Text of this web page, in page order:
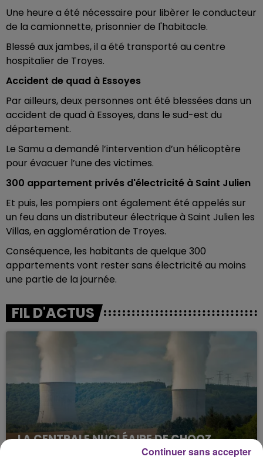
Une heure a été nécessaire pour libèrer le conducteur
de la camionnette, prisonnier de l'habitacle.
Blessé aux jambes, il a été transporté au centre
hospitalier de Troyes.
Accident de quad à Essoyes
Par ailleurs, deux personnes ont été blessées dans un
accident de quad à Essoyes, dans le sud-est du
département.
Le Samu a demandé l’intervention d’un hélicoptère
pour évacuer l’une des victimes.
300 appartement privés d'électricité à Saint Julien
Et puis, les pompiers ont également été appelés sur
un feu dans un distributeur électrique à Saint Julien les
Villas, en agglomération de Troyes.
Conséquence, les habitants de quelque 300
appartements vont rester sans électricité au moins
une partie de la journée.
FIL D'ACTUS
LA CENTRALE NUCLÉAIRE DE CHOOZ
Continuer sans accepter